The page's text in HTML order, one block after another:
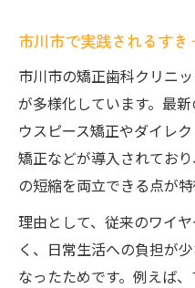
市川市で実践されるす
市川市の矯正歯科クリニ
が多様化しています。最
ウスピース矯正やダイレ
矯正などが導入されてお
の短縮を両立できる点が特
理由として、従来のワイ
く、日常生活への負担が
なったためです。例えば